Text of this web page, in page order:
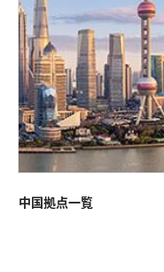
中国拠点一覧